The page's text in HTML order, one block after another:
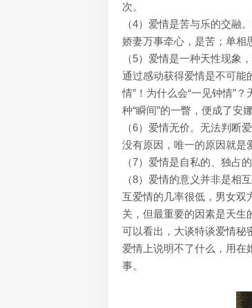
次。
（4）爱情是苦与乐的交融
娇妻万事牵心，是苦；单相
（5）爱情是一种天性现象
通过感动获得爱情是不可能
情”！为什么会“一见钟情”
种“瞬间”的一瞥，便成了安
（6）爱情无价。无法判断
没有原因，唯一的原因就是
（7）爱情是自私的、独占
（8）爱情的意义并非是相
互爱情的几率很低，男女双
关，但最重要的因素是天生
可以看出，大谈特谈爱情秘
爱情上说明不了什么，用在
事。